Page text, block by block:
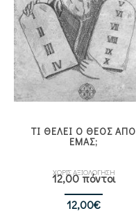
ΤΙ ΘΕΛΕΙ Ο ΘΕΟΣ ΑΠΟ
ΕΜΑΣ;
ΧΩΡΙΣ ΑΞΙΟΛΟΓΗΣΗ
12,00 πόντοι
12,00€